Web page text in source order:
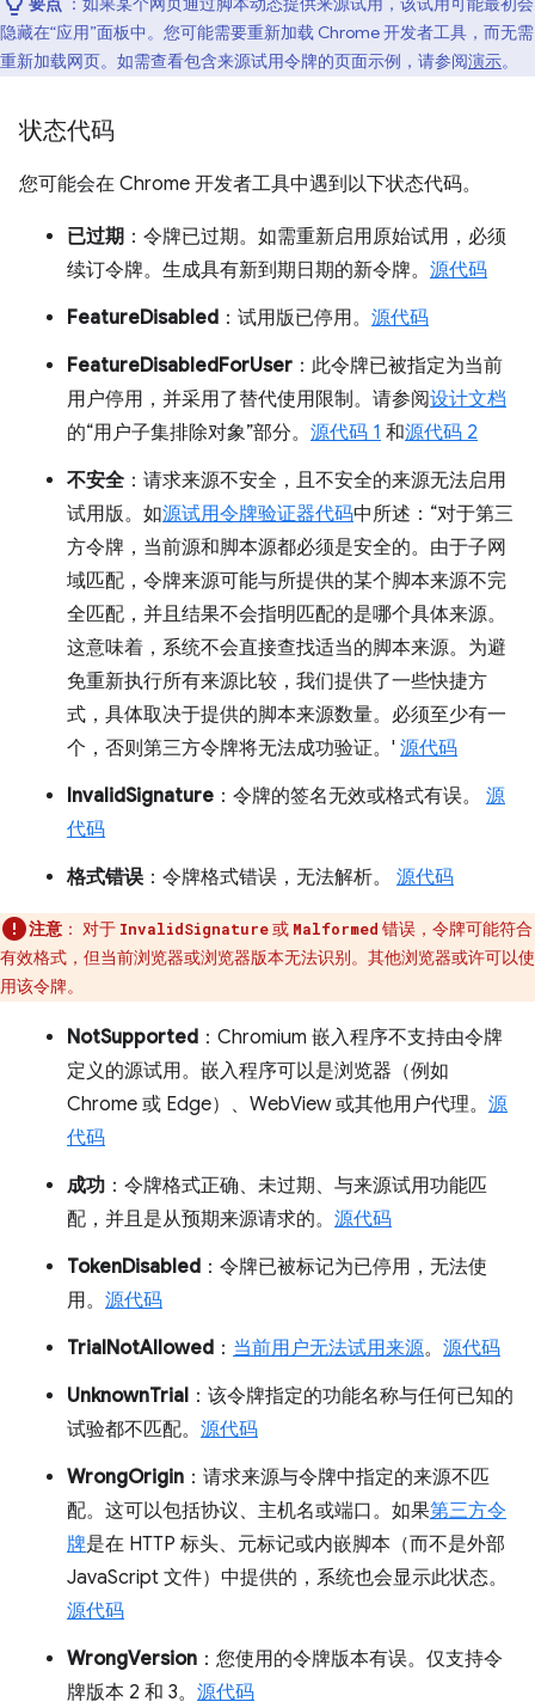
隐藏在“应用”面板中。您可能需要重新加载 Chrome 开发者工具，而无需
重新加载网页。如需查看包含来源试用令牌的页面示例，请参阅演示。
状态代码
您可能会在 Chrome 开发者工具中遇到以下状态代码。
已过期 ：令牌已过期。如需重新启用原始试用，必须
续订令牌。生成具有新到期日期的新令牌。 源代码
FeatureDisabled ：试用版已停用。 源代码
FeatureDisabledForUser ：此令牌已被指定为当前
用户停用，并采用了替代使用限制。请参阅设计文档
的“用户子集排除对象”部分。 源代码 1 和源代码 2
不安全 ：请求来源不安全，且不安全的来源无法启用
试用版。如源试用令牌验证器代码中所述：“对于第三
方令牌，当前源和脚本源都必须是安全的。由于子网
域匹配，令牌来源可能与所提供的某个脚本来源不完
全匹配，并且结果不会指明匹配的是哪个具体来源。
这意味着，系统不会直接查找适当的脚本来源。为避
免重新执行所有来源比较，我们提供了一些快捷方
式，具体取决于提供的脚本来源数量。必须至少有一
个，否则第三方令牌将无法成功验证。' 源代码
InvalidSignature ：令牌的签名无效或格式有误。 源
代码
格式错误 ：令牌格式错误，无法解析。 源代码
注意 ： 对于 InvalidSignature或 Malformed 错误，令牌可能符合
有效格式，但当前浏览器或浏览器版本无法识别。其他浏览器或许可以使
用该令牌。
NotSupported ：Chromium 嵌入程序不支持由令牌
定义的源试用。嵌入程序可以是浏览器（例如
Chrome 或 Edge）、WebView 或其他用户代理。 源
代码
成功 ：令牌格式正确、未过期、与来源试用功能匹
配，并且是从预期来源请求的。 源代码
TokenDisabled ：令牌已被标记为已停用，无法使
用。 源代码
TrialNotAllowed ： 当前用户无法试用来源。 源代码
UnknownTrial ：该令牌指定的功能名称与任何已知的
试验都不匹配。 源代码
WrongOrigin ：请求来源与令牌中指定的来源不匹
配。这可以包括协议、主机名或端口。如果第三方令
牌是在 HTTP 标头、元标记或内嵌脚本（而不是外部
JavaScript 文件）中提供的，系统也会显示此状态。
源代码
WrongVersion ：您使用的令牌版本有误。仅支持令
牌版本 2 和 3。 源代码